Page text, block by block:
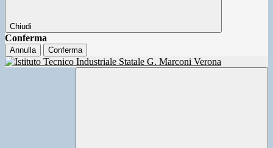
Chiudi
Conferma
Annulla Conferma